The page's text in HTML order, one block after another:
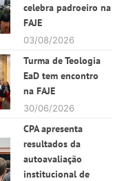
celebra padroeiro na
FAJE
03/08/2026
Turma de Teologia
EaD tem encontro
na FAJE
30/06/2026
CPA apresenta
resultados da
autoavaliação
institucional de